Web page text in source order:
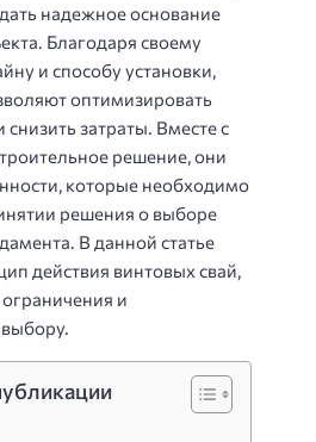
надежное основание
Благодаря своему
и способу установки,
оптимизировать
затраты. Вместе с
решение, они
которые необходимо
решения о выборе
В данной статье
действия винтовых свай,
и